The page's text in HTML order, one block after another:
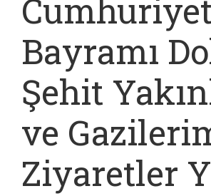
Cumhuriyet
Bayramı
Şehit
ve
Ziyaretler